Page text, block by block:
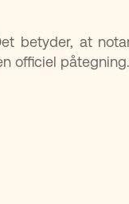
betyder, at
officiel påtegning.